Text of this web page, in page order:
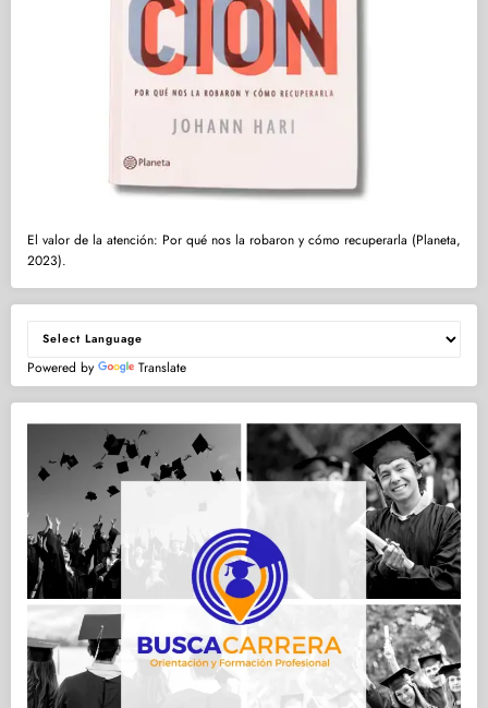
El valor de la atención: Por qué nos la robaron y cómo recuperarla (Planeta,
2023).
Powered by Translate